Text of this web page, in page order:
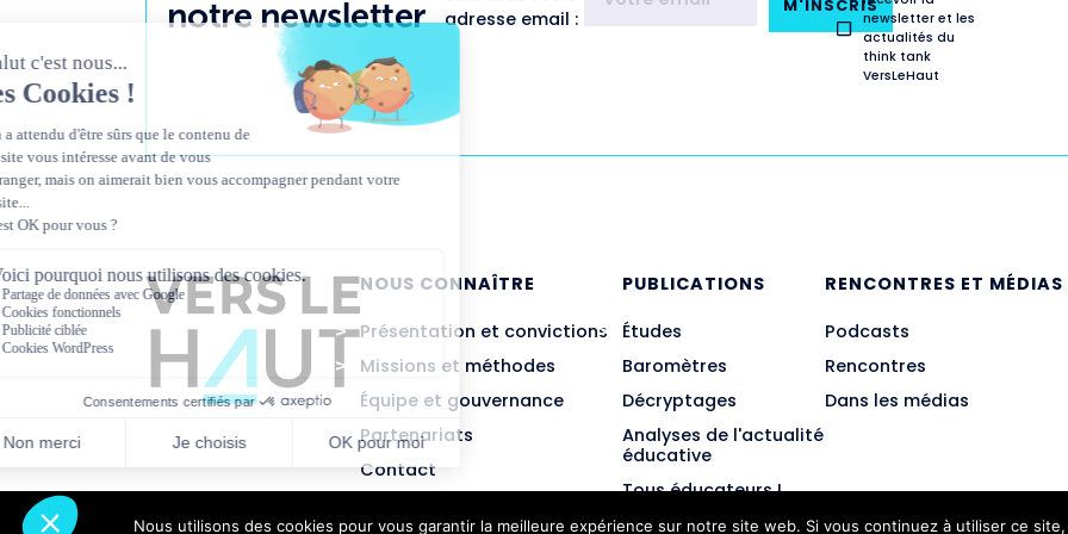
notre newsletter
adresse email :
M'INSCRIS
newsletter et les
actualités du
think tank
VersLeHaut
NOUS CONNAÎTRE
Présentation et convictions
Missions et méthodes
Équipe et gouvernance
Partenariats
Contact
PUBLICATIONS
Études
Baromètres
Décryptages
Analyses de l'actualité
éducative
Tous éducateurs !
RENCONTRES ET MÉDIAS
Podcasts
Rencontres
Dans les médias
Nous utilisons des cookies pour vous garantir la meilleure expérience sur notre site web. Si vous continuez à utiliser ce